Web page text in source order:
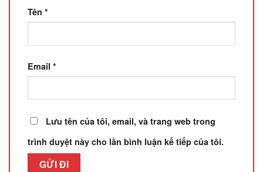
Tên *
Email *
Lưu tên của tôi, email, và trang web trong
trình duyệt này cho lần bình luận kế tiếp của tôi.